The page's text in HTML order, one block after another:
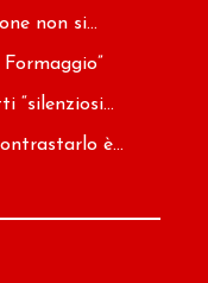
non si...
“silenziosi...
è...